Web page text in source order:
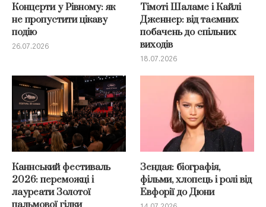
Концерти у Рівному: як
не пропустити цікаву
подію
26.07.2026
Тімоті Шаламе і Кайлі
Дженнер: від таємних
побачень до спільних
виходів
18.07.2026
Каннський фестиваль
2026: переможці і
лауреати Золотої
пальмової гілки
Зендая: біографія,
фільми, хлопець і ролі від
Евфорії до Дюни